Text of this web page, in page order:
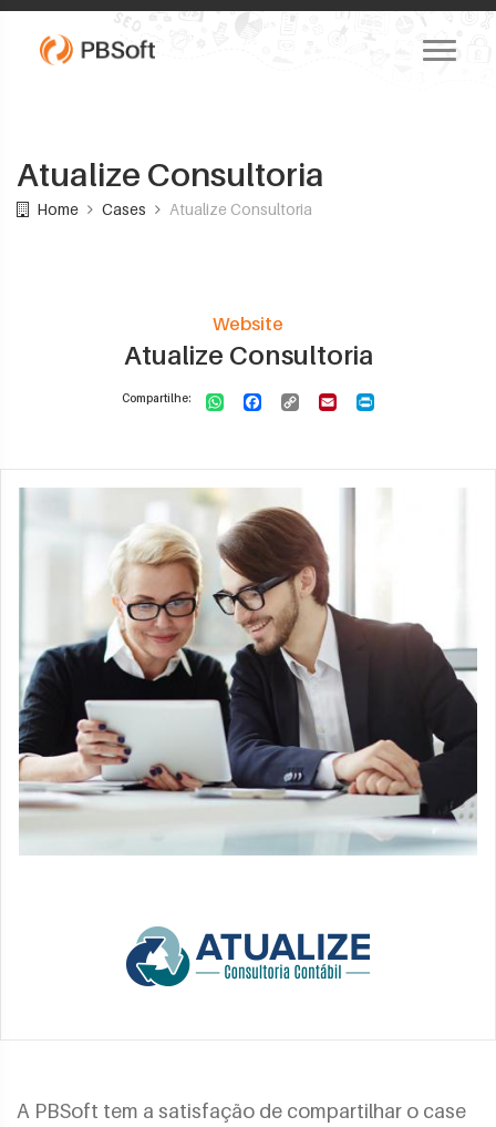
Atualize Consultoria
Home Cases Atualize Consultoria
Website
Atualize Consultoria
Compartilhe:
A PBSoft tem a satisfação de compartilhar o case